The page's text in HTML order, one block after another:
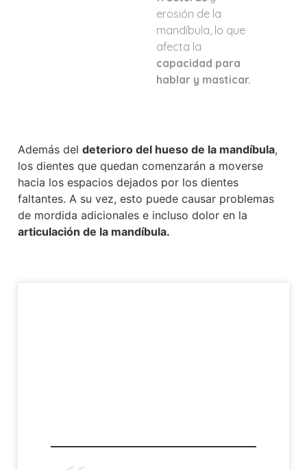
erosión de la
mandíbula, lo que
afecta la
capacidad para
hablar y masticar.
Además del deterioro del hueso de la mandíbula,
los dientes que quedan comenzarán a moverse
hacia los espacios dejados por los dientes
faltantes. A su vez, esto puede causar problemas
de mordida adicionales e incluso dolor en la
articulación de la mandíbula.